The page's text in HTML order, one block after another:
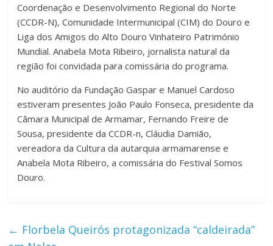
Coordenação e Desenvolvimento Regional do Norte
(CCDR-N), Comunidade Intermunicipal (CIM) do Douro e
Liga dos Amigos do Alto Douro Vinhateiro Património
Mundial. Anabela Mota Ribeiro, jornalista natural da
região foi convidada para comissária do programa.
No auditório da Fundação Gaspar e Manuel Cardoso
estiveram presentes João Paulo Fonseca, presidente da
Câmara Municipal de Armamar, Fernando Freire de
Sousa, presidente da CCDR-n, Cláudia Damião,
vereadora da Cultura da autarquia armamarense e
Anabela Mota Ribeiro, a comissária do Festival Somos
Douro.
← Florbela Queirós protagonizada “caldeirada”